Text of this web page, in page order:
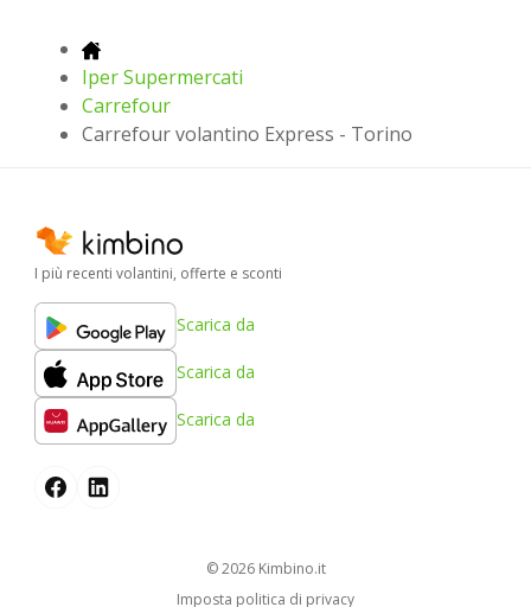
Iper Supermercati
Carrefour
Carrefour volantino Express - Torino
I più recenti volantini, offerte e sconti
Scarica da
Scarica da
Scarica da
© 2026 kimbino.it
Imposta politica di privacy